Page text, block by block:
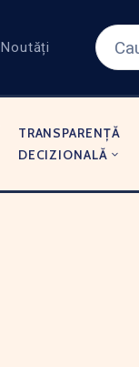
Noutăți
TRANSPARENȚĂ
DECIZIONALĂ